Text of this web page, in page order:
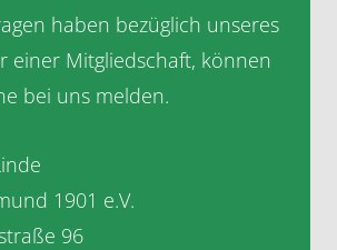
haben bezüglich unseres
einer Mitgliedschaft, können
bei uns melden.
1901 e.V.
96